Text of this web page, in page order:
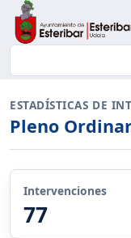
Buscador
ESTADÍSTICAS DE
Pleno
Intervenciones
77